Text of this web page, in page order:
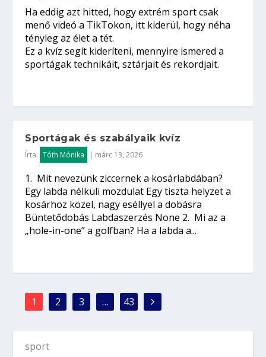
Ha eddig azt hitted, hogy extrém sport csak
menő videó a TikTokon, itt kiderül, hogy néha
tényleg az élet a tét.
Ez a kvíz segít kideríteni, mennyire ismered a
sportágak technikáit, sztárjait és rekordjait.
Sportágak és szabályaik kvíz
Írta: Tóth Mónika | márc 13, 2026
1. Mit nevezünk ziccernek a kosárlabdában?
Egy labda nélküli mozdulat Egy tiszta helyzet a
kosárhoz közel, nagy eséllyel a dobásra
Büntetődobás Labdaszerzés None 2. Mi az a
„hole-in-one” a golfban? Ha a labda a...
1 2 3 … 43